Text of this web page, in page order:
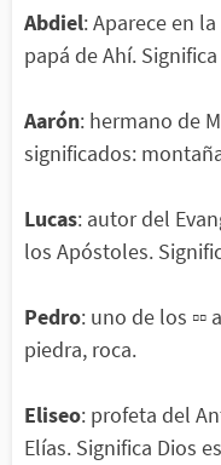
Abdiel: Aparece en
papá de Ahí.
Aarón: hermano de
significados:
Lucas: autor del
los Apóstoles.
Pedro: uno de los ▫▫
piedra, roca.
Eliseo: profeta del
Elías. Significa Dios